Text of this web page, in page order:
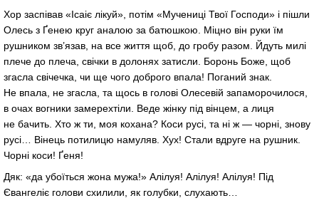
Хор заспівав «Ісаіє лікуй», потім «Мучениці Твої Господи» і пішли
Олесь з Ґенею круг аналою за батюшкою. Міцно він руки їм
рушником зв’язав, на все життя щоб, до гробу разом. Йдуть милі
плече до плеча, свічки в долонях затисли. Боронь Боже, щоб
згасла свічечка, чи ще чого доброго впала! Поганий знак.
Не впала, не згасла, та щось в голові Олесевій запаморочилося,
в очах вогники замерехтіли. Веде жінку під вінцем, а лиця
не бачить. Хто ж ти, моя кохана? Коси русі, та ні ж — чорні, знову
русі… Вінець потилицю намуляв. Хух! Стали вдруге на рушник.
Чорні коси! Ґеня!
Дяк: «да убоїться жона мужа!» Алілуя! Алілуя! Алілуя! Під
Євангеліє голови схилили, як голубки, слухають…